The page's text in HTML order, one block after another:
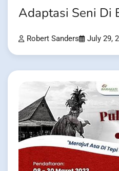
Adaptasi Seni Di
Robert Sanders July 29,